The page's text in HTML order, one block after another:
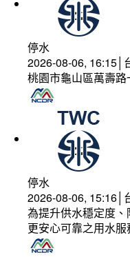
停水
2026-08-06, 16:15│
桃園市龜山區萬壽
停水
2026-08-06, 15:16│
為提升供水穩定度
更安心可靠之用水服